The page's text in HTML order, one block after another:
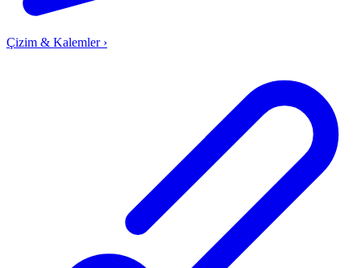
Çizim & Kalemler ›